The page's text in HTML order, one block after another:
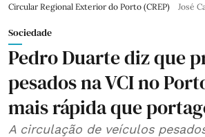
Circular Regional Exterior do Porto (CREP)
José
Sociedade
Pedro Duarte diz que
pesados na VCI no
mais rápida que
A circulação de veículos